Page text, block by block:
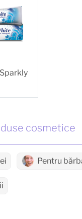
cosmetice
Pentru